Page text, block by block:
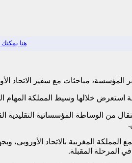
هنا يمكنك
مباحثات مع سفير الاتحاد
خلالها وسيط المملكة المهام
من الوساطة المؤسساتية التقليدية
المملكة المغربية بالاتحاد
المرحلة المقبلة.